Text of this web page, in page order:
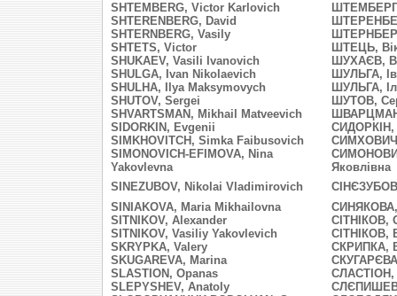
SHTEMBERG, Victor Karlovich
SHTERENBERG, David
SHTERNBERG, Vasily
SHTETS, Victor
ШТЕЦЬ,
SHUKAEV, Vasili Ivanovich
ШУХАЄВ,
SHULGA, Ivan Nikolaevich
ШУЛЬГА,
SHULHA, Ilya Maksymovych
ШУЛЬГА,
SHUTOV, Sergei
ШУТОВ,
SHVARTSMAN, Mikhail Matveevich
SIDORKIN, Evgenii
СИДОРКІН,
SIMKHOVITCH, Simka Faibusovich
SIMONOVICH-EFIMOVA, Nina
Yakovlevna
Яковлівна
SINEZUBOV, Nikolai Vladimirovich
SINIAKOVA, Maria Mikhailovna
СИНЯКОВА,
SITNIKOV, Alexander
СІТНІКОВ,
SITNIKOV, Vasiliy Yakovlevich
СІТНІКОВ,
SKRYPKA, Valery
СКРИПКА,
SKUGAREVA, Marina
SLASTION, Opanas
СЛАСТІОН,
SLEPYSHEV, Anatoly